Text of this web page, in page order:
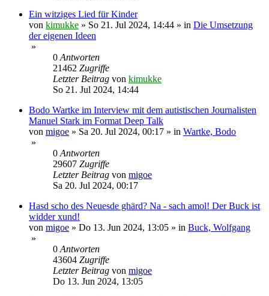
Ein witziges Lied für Kinder
von kimukke » So 21. Jul 2024, 14:44 » in Die Umsetzung
der eigenen Ideen
»
0Antworten
21462 Zugriffe
Letzter Beitrag von kimukke
So 21. Jul 2024, 14:44
Bodo Wartke im Interview mit dem autistischen Journalisten
Manuel Stark im Format Deep Talk
von migoe » Sa 20. Jul 2024, 00:17 » in Wartke, Bodo
»
0Antworten
29607 Zugriffe
Letzter Beitrag von migoe
Sa 20. Jul 2024, 00:17
Hasd scho des Neuesde ghärd? Na - sach amol! Der Buck ist
widder xund!
von migoe » Do 13. Jun 2024, 13:05 » in Buck, Wolfgang
»
0Antworten
43604 Zugriffe
Letzter Beitrag von migoe
Do 13. Jun 2024, 13:05